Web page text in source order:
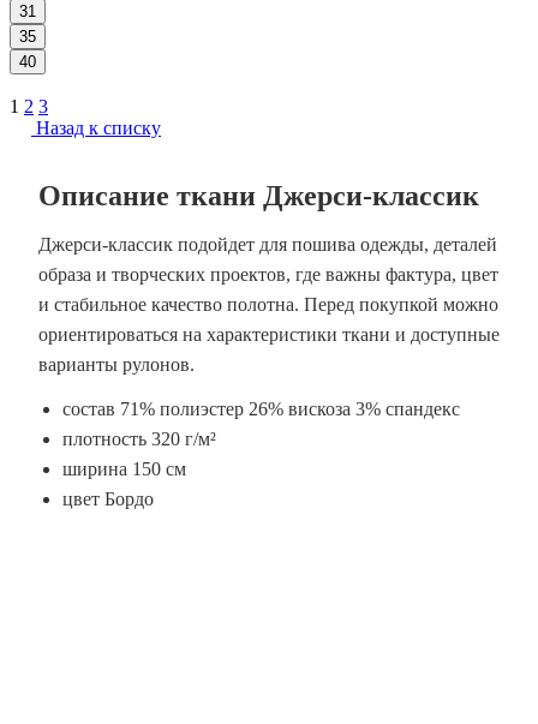
31
35
40
1 2 3
Назад к списку
Описание ткани Джерси-классик
Джерси-классик подойдет для пошива одежды, деталей
образа и творческих проектов, где важны фактура, цвет
и стабильное качество полотна. Перед покупкой можно
ориентироваться на характеристики ткани и доступные
варианты рулонов.
состав 71% полиэстер 26% вискоза 3% спандекс
плотность 320 г/м²
ширина 150 см
цвет Бордо